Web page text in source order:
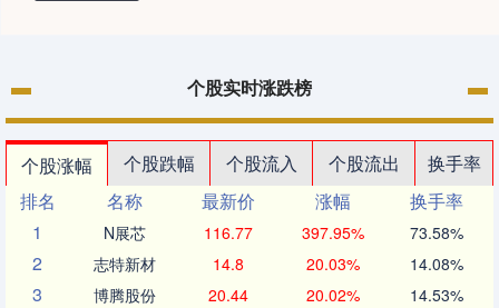
个股实时涨跌榜
个股涨幅 个股跌幅 个股流入 个股流出
换手率
排名
名称 最新价 涨幅
换手率
1
N展芯 116.77 397.95% 73.58%
2 志特新材 14.8 20.03% 14.08%
3 博腾股份 20.44 20.02% 14.53%